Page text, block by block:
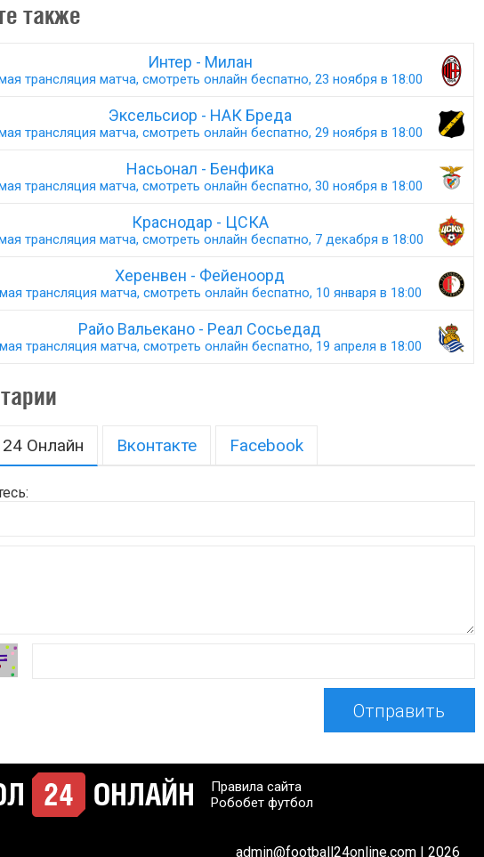
также
Интер - Милан
трансляция матча, смотреть онлайн беспатно, 23 ноября в 18:00
Эксельсиор - НАК Бреда
трансляция матча, смотреть онлайн беспатно, 29 ноября в 18:00
Насьонал - Бенфика
трансляция матча, смотреть онлайн беспатно, 30 ноября в 18:00
Краснодар - ЦСКА
трансляция матча, смотреть онлайн беспатно, 7 декабря в 18:00
Херенвен - Фейеноорд
трансляция матча, смотреть онлайн беспатно, 10 января в 18:00
Райо Вальекано - Реал Сосьедад
трансляция матча, смотреть онлайн беспатно, 19 апреля в 18:00
Онлайн Вконтакте Facebook
Отправить
Правила сайта
Робобет футбол
admin@football24online.com | 2026